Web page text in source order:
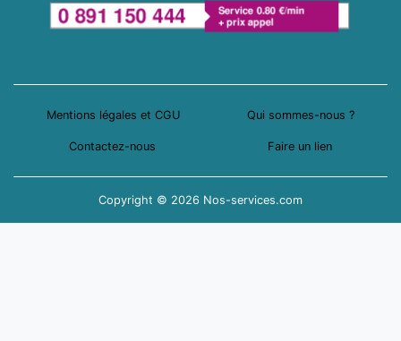
Mentions légales et CGU Qui sommes-nous ?
Contactez-nous Faire un lien
Copyright © 2026 Nos-services.com